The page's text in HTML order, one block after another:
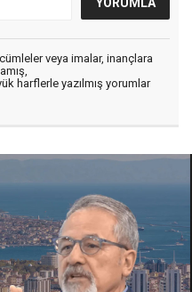
veya imalar, inançlara
harflerle yazılmış yorumlar